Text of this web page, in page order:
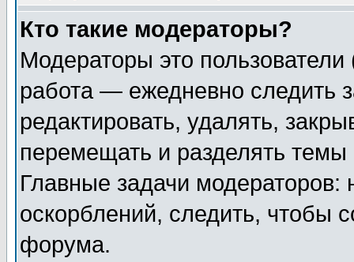
Кто такие модераторы?
Модераторы это
работа — ежедневно следить
редактировать, удалять,
перемещать и разделять
Главные задачи
оскорблений, следить, чтобы
форума.